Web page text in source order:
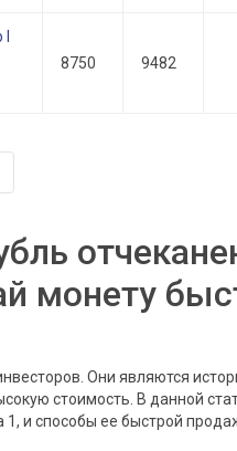
8750 9482
монету
Они являются
стоимость. В данной
и способы ее быстрой